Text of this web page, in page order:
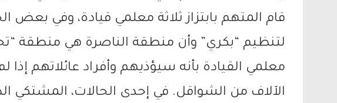
قام المتهم بابتزاز ثلاثة معلمي قيادة، وفي بعض
لتنظيم “بكري” وأن منطقة الناصرة هي منطقة
معلمي القيادة بأنه سيؤذيهم وأفراد عائلاتهم
الآلاف من الشواقل. في إحدى الحالات، المشتكي